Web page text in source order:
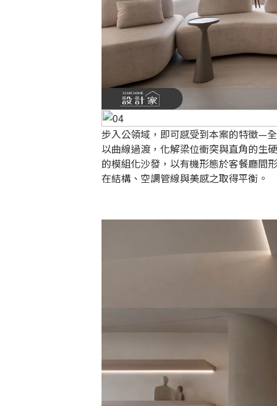
步入公領域，即可感受到本案的特徵—
以曲線過渡，化解梁位衝突與直角的生
的模組化沙發，以有機形態於客餐廳間
在結構、空調管線與美感之取得平衡。